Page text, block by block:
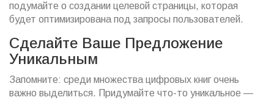
подумайте о создании целевой страницы, которая
будет оптимизирована под запросы пользователей.
Сделайте Ваше Предложение
Уникальным
Запомните: среди множества цифровых книг очень
важно выделиться. Придумайте что-то уникальное —